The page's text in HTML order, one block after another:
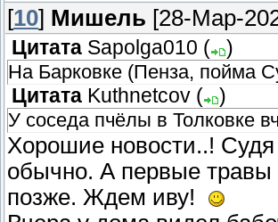
[10] Мишель [28-Мар-
Цитата Sapolga010 (
)
На Барковке (Пенза, пойма
Цитата Kuthnetcov (
)
У соседа пчёлы в Толковке
Хорошие новости..! Судя
обычно. А первые травы
позже. Ждем иву!